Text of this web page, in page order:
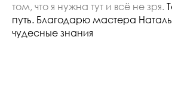
том, что я нужна тут и всё не зря.
путь. Благодарю мастера
чудесные знания